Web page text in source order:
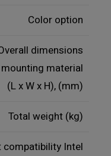
Color option
dimensions
material
(L x W x H), (mm)
Total weight (kg)
compatibility Intel